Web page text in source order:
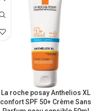
La roche posay Anthelios XL
confort SPF 50+ Crème Sans